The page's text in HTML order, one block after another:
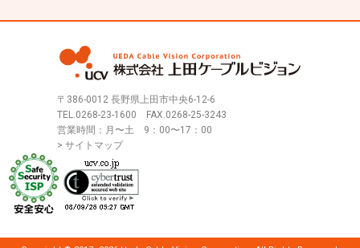
〒386-0012 長野県上田市中央6-12-6
TEL.0268-23-1600 FAX.0268-25-3243
営業時間：月〜土 9：00〜17：00
> サイトマップ